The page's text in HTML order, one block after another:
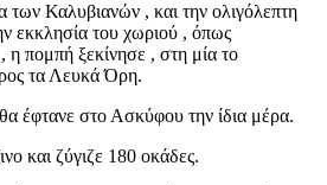
των Καλυβιανών , και την ολιγόλεπτη
εκκλησία του χωριού , όπως
η πομπή ξεκίνησε , στη μία το
τα Λευκά Όρη.
έφτανε στο Ασκύφου την ίδια μέρα.
και ζύγιζε 180 οκάδες.